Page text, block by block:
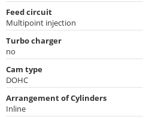
Feed circuit
Multipoint injection
Turbo charger
no
Cam type
DOHC
Arrangement of Cylinders
Inline